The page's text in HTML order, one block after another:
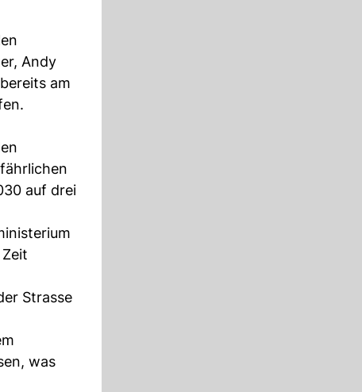
Andy
am
auf drei
Strasse
was